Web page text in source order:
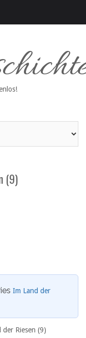
(9)
Im Land der
Riesen (9)